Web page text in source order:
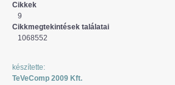
Cikkek
9
Cikkmegtekintések találatai
1068552
készítette:
TeVeComp 2009 Kft.